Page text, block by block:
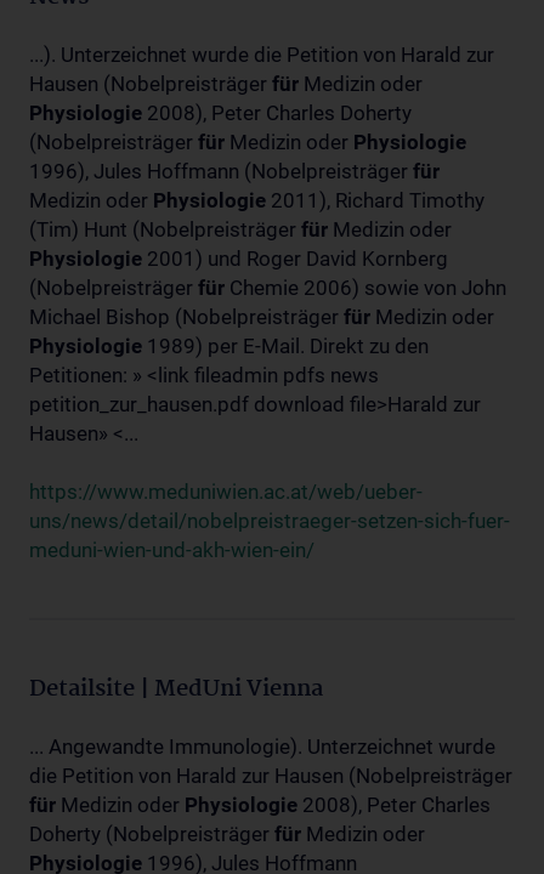
...). Unterzeichnet wurde die Petition von Harald zur
Hausen (Nobelpreisträger für Medizin oder
Physiologie 2008), Peter Charles Doherty
(Nobelpreisträger für Medizin oder Physiologie
1996), Jules Hoffmann (Nobelpreisträger für
Medizin oder Physiologie 2011), Richard Timothy
(Tim) Hunt (Nobelpreisträger für Medizin oder
Physiologie 2001) und Roger David Kornberg
(Nobelpreisträger für Chemie 2006) sowie von John
Michael Bishop (Nobelpreisträger für Medizin oder
Physiologie 1989) per E-Mail. Direkt zu den
Petitionen: » <link fileadmin pdfs news
petition_zur_hausen.pdf download file>Harald zur
Hausen» <...
https://www.meduniwien.ac.at/web/ueber-
uns/news/detail/nobelpreistraeger-setzen-sich-fuer-
meduni-wien-und-akh-wien-ein/
Detailsite | MedUni Vienna
... Angewandte Immunologie). Unterzeichnet wurde
die Petition von Harald zur Hausen (Nobelpreisträger
für Medizin oder Physiologie 2008), Peter Charles
Doherty (Nobelpreisträger für Medizin oder
Physiologie 1996), Jules Hoffmann